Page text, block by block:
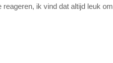
ik vind dat altijd leuk